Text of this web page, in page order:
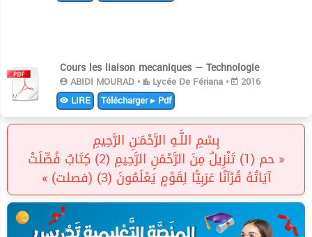
Cours les liaison mecaniques — Technologie
ABIDI MOURAD • Lycée De Fériana •
2016
LIRE Télécharger ▸ Pdf
بِسْمِ اللَّـهِ الرَّحْمَـٰنِ الرَّحِيمِ
« حم (1) تَنْزِيلٌ مِنَ الرَّحْمَنِ الرَّحِيمِ (2) كِتَابٌ فُصِّلَتْ
آيَاتُهُ قُرْآنًا عَرَبِيًّا لِقَوْمٍ يَعْلَمُونَ (3) (فصلت) »